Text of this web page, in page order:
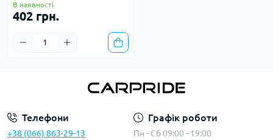
В наявності
402 грн.
Телефони
+38 (066) 863-29-13
Графік роботи
Пн - Сб 09:00 - 19:00